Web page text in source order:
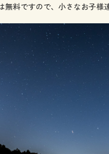
無料ですので、小さなお子